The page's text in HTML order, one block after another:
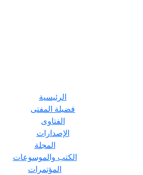
الرئيسية
فضيلة المفتى
الفتاوى
الإصدارات
المجلة
الكتب والموسوعات
المؤتمرات